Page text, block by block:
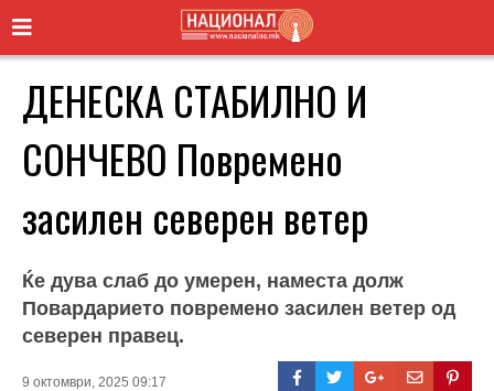
ДЕНЕСКА СТАБИЛНО И
СОНЧЕВО Повремено
засилен северен ветер
Ќе дува слаб до умерен, наместа долж
Повардарието повремено засилен ветер од
северен правец.
9 октомври, 2025 09:17